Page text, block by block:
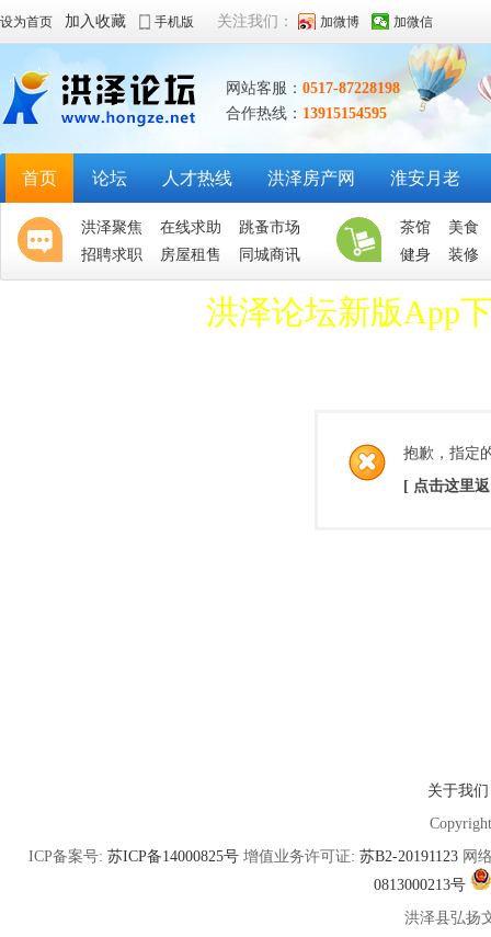
设为首页 加入收藏 手机版 关注我们： 加微博 加微信
网站客服： 0517-87228198
合作热线： 13915154595
首页 论坛 人才热线 洪泽房产网 淮安月老
洪泽聚焦 在线求助
跳蚤市场
招聘求职
房屋租售 同城商讯
茶馆
美食
健身
装修
洪泽论坛新版App
抱歉，指定
[ 点击这里
关于我们
ICP备案号: 苏ICP备14000825号 增值业务许可证: 苏B2-20191123 网
0813000213号
洪泽县弘扬